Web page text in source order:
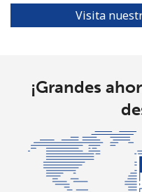
Visita
¡Grandes